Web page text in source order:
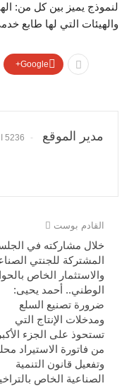
لنموذج يميز بين كل من:
والهيئات التي لها طابع
Google+
مدير الموقع 5236 المشاركات
القادم بوست
خلال مشاركته في
المشتركة للجنتي
والاستثمار الخاص
الوطني.. أحمد يحيى:
ضرورة تصنيع السلع
ومدخلات الإنتاج التي
تستحوذ على الجزء الأكبر
من فاتورة الاستيراد
وتفعيل قانون التنمية
الصناعية الخاص